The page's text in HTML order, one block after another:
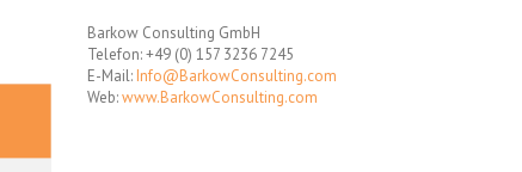
Barkow Consulting GmbH
Telefon: +49 (0) 157 3236 7245
E-Mail: Info@BarkowConsulting.com
Web:www.BarkowConsulting.com